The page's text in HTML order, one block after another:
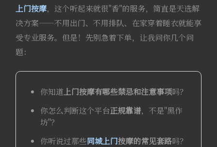
上门按摩，这个听起来就很"香"的服务，简直是天选解
决方案——不用出门、不用排队、在家穿着睡衣就能享
受专业服务。但是！先别急着下单，让我问你几个问
题：
你知道上门按摩有哪些禁忌和注意事项吗？
你怎么判断这个平台正规靠谱，不是"黑作
坊"？
你听说过那些同城上门按摩的常见套路吗？